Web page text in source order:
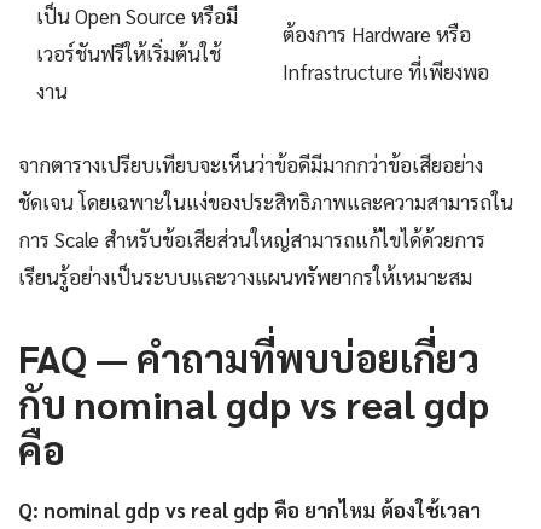
เป็น Open Source หรือมี
เวอร์ชันฟรีให้เริ่มต้นใช้
งาน
ต้องการ Hardware หรือ
Infrastructure ที่เพียงพอ
จากตารางเปรียบเทียบจะเห็นว่าข้อดีมีมากกว่าข้อเสียอย่าง
ชัดเจน โดยเฉพาะในแง่ของประสิทธิภาพและความสามารถใน
การ Scale สำหรับข้อเสียส่วนใหญ่สามารถแก้ไขได้ด้วยการ
เรียนรู้อย่างเป็นระบบและวางแผนทรัพยากรให้เหมาะสม
FAQ — คำถามที่พบบ่อยเกี่ยว
กับ nominal gdp vs real gdp
คือ
Q: nominal gdp vs real gdp คือ ยากไหม ต้องใช้เวลา